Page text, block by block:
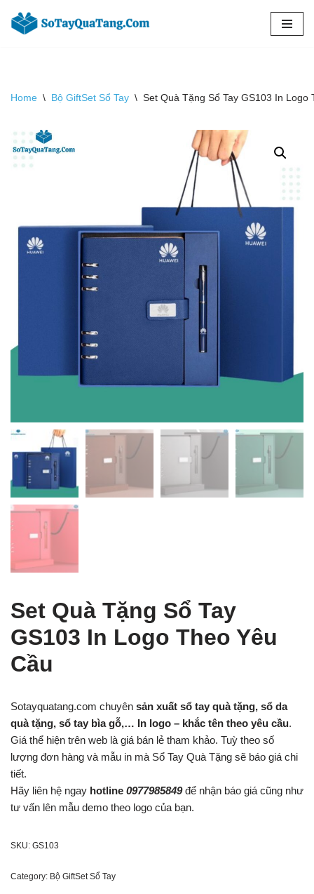
Chuyển
Home \ Bộ GiftSet Sổ Tay \ Set Quà Tặng Sổ Tay GS103 In Logo
Set Quà Tặng Sổ Tay
GS103 In Logo Theo Yêu
Cầu
Sotayquatang.com chuyên sản xuất sổ tay quà tặng, sổ da
quà tặng, sổ tay bìa gỗ,… In logo – khắc tên theo yêu cầu.
Giá thể hiện trên web là giá bán lẻ tham khảo. Tuỳ theo số
lượng đơn hàng và mẫu in mà Sổ Tay Quà Tặng sẽ báo giá chi
tiết.
Hãy liên hệ ngay hotline 0977985849để nhận báo giá cũng như
tư vấn lên mẫu demo theo logo của bạn.
SKU: GS103
Category: Bộ GiftSet Sổ Tay